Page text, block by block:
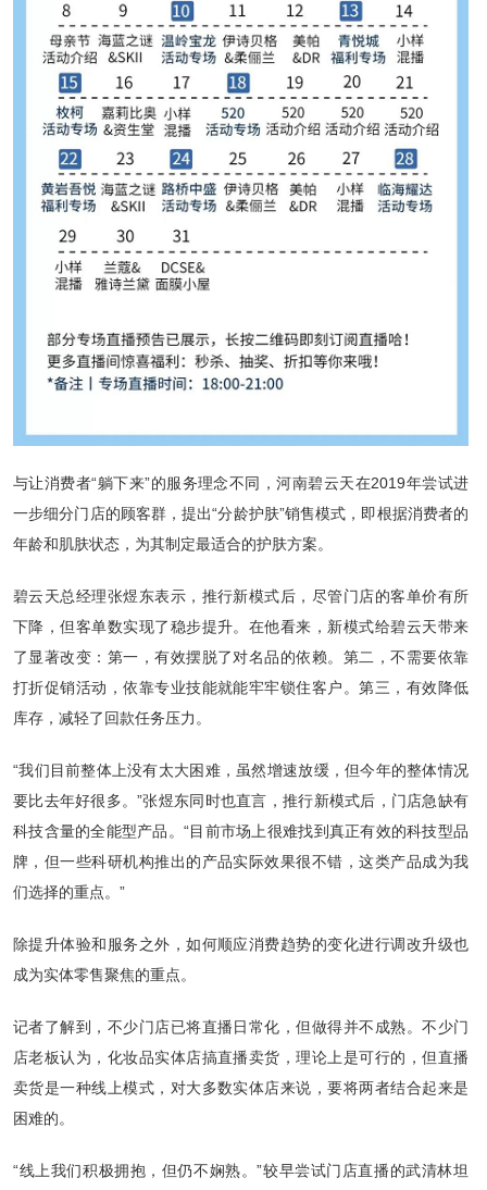
与让消费者“躺下来”的服务理念不同，河南碧云天在2019年尝试进
一步细分门店的顾客群，提出“分龄护肤”销售模式，即根据消费者的
年龄和肌肤状态，为其制定最适合的护肤方案。
碧云天总经理张煜东表示，推行新模式后，尽管门店的客单价有所
下降，但客单数实现了稳步提升。在他看来，新模式给碧云天带来
了显著改变：第一，有效摆脱了对名品的依赖。第二，不需要依靠
打折促销活动，依靠专业技能就能牢牢锁住客户。第三，有效降低
库存，减轻了回款任务压力。
“我们目前整体上没有太大困难，虽然增速放缓，但今年的整体情况
要比去年好很多。”张煜东同时也直言，推行新模式后，门店急缺有
科技含量的全能型产品。“目前市场上很难找到真正有效的科技型品
牌，但一些科研机构推出的产品实际效果很不错，这类产品成为我
们选择的重点。”
除提升体验和服务之外，如何顺应消费趋势的变化进行调改升级也
成为实体零售聚焦的重点。
记者了解到，不少门店已将直播日常化，但做得并不成熟。不少门
店老板认为，化妆品实体店搞直播卖货，理论上是可行的，但直播
卖货是一种线上模式，对大多数实体店来说，要将两者结合起来是
困难的。
“线上我们积极拥抱，但仍不娴熟。”较早尝试门店直播的武清林坦